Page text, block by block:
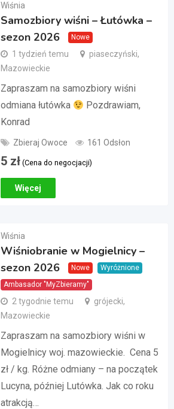
Wiśnia
Samozbiory wiśni – Łutówka –
sezon 2026
Nowe
1 tydzień temu
piaseczyński,
Mazowieckie
Zapraszam na samozbiory wiśni
odmiana łutówka
Pozdrawiam,
Konrad
Zbieraj Owoce 161 Odsłon
5 zł (Cena do negocjacji)
Więcej
Wiśnia
Wiśniobranie w Mogielnicy –
sezon 2026
Nowe
Wyróżnione
Ambasador "MyZbieramy"
2 tygodnie temu
grójecki,
Mazowieckie
Zapraszam na samozbiory wiśni w
Mogielnicy woj. mazowieckie. Cena 5
zł / kg. Różne odmiany – na początek
Lucyna, później Lutówka. Jak co roku
atrakcją…